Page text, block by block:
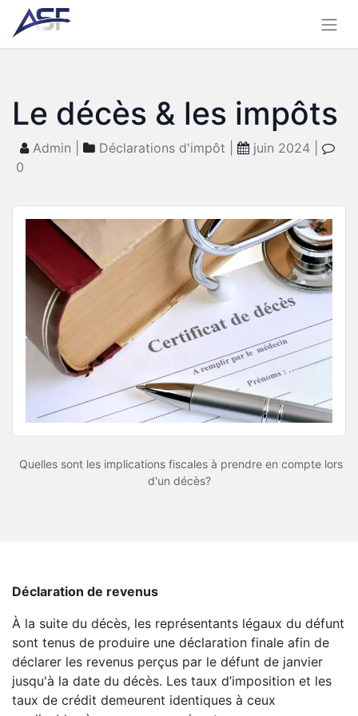
Le décès & les impôts
Admin | Déclarations d'impôt |
juin 2024 |
0
Quelles sont les implications fiscales à prendre en compte lors
d'un décès?
Déclaration de revenus
À la suite du décès, les représentants légaux du défunt
sont tenus de produire une déclaration finale afin de
déclarer les revenus perçus par le défunt de janvier
jusqu'à la date du décès. Les taux d’imposition et les
taux de crédit demeurent identiques à ceux